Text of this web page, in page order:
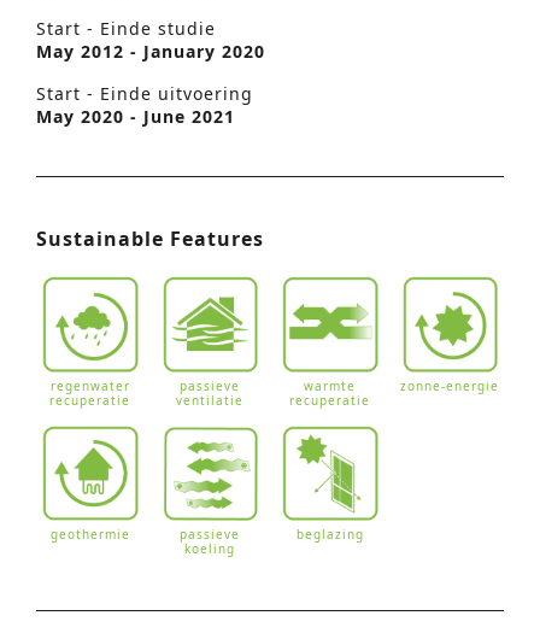
Start - Einde studie
May 2012 - January 2020
Start - Einde uitvoering
May 2020 - June 2021
Sustainable Features
regenwater
recuperatie
passieve
ventilatie
warmte
recuperatie
zonne-energie
geothermie
passieve
koeling
beglazing